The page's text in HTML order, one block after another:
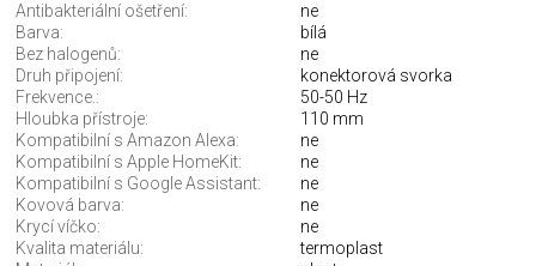
Antibakteriální ošetření:
ne
Barva:
bílá
Bez halogenů:
ne
Druh připojení:
konektorová svorka
Frekvence.:
50-50 Hz
Hloubka přístroje:
110 mm
Kompatibilní s Amazon Alexa:
ne
Kompatibilní s Apple HomeKit:
ne
Kompatibilní s Google Assistant:
ne
Kovová barva:
ne
Krycí víčko:
ne
Kvalita materiálu:
termoplast